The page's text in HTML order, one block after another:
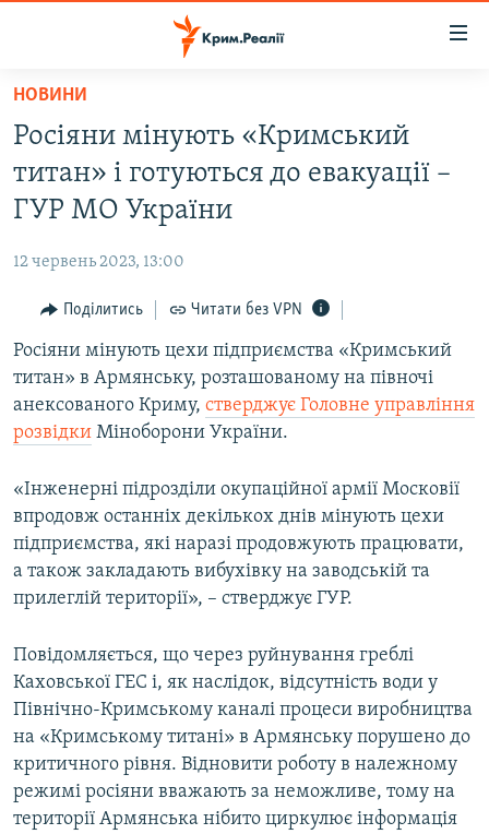
Перейти
основного
матеріалу
Перейти
до
основної
навігації
Перейти
пошуку
ВІДЕО ТА ФОТО
БЛОГИ
ПОГЛЯД
ІНТЕРВ'Ю
ВСЕ ЗА ДЕНЬ
СПЕЦПРОЕКТИ
ВІДЕОУРОКИ «ELIFBE»
СВІДЧЕННЯ ОКУПАЦІЇ
УКРАЇНСЬКА ПРОБЛЕМА КРИМУ
Русский
Qırımtatar
Усі сайти RFE/RL
НОВИНИ
Росіяни мінують «Кримський
титан» і готуються до евакуації –
ГУР МО України
12 червень 2023, 13:00
Поділитись Читати без VPN
Росіяни мінують цехи підприємства «Кримський
титан» в Армянську, розташованому на півночі
анексованого Криму, стверджує Головне управління
розвідки Міноборони України.
«Інженерні підрозділи окупаційної армії Московії
впродовж останніх декількох днів мінують цехи
підприємства, які наразі продовжують працювати,
а також закладають вибухівку на заводській та
прилеглій території», – стверджує ГУР.
Повідомляється, що через руйнування греблі
Каховської ГЕС і, як наслідок, відсутність води у
Північно-Кримському каналі процеси виробництва
на «Кримському титані» в Армянську порушено до
критичного рівня. Відновити роботу в належному
режимі росіяни вважають за неможливе, тому на
території Армянська нібито циркулює інформація